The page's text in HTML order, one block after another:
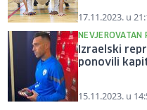
17.11.2023. u
NEVJEROVATAN
Izraelski
ponovili
15.11.2023. u